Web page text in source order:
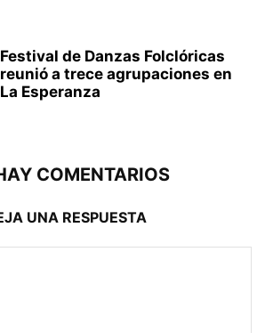
Festival de Danzas Folclóricas
reunió a trece agrupaciones en
La Esperanza
COMENTARIOS
UNA RESPUESTA